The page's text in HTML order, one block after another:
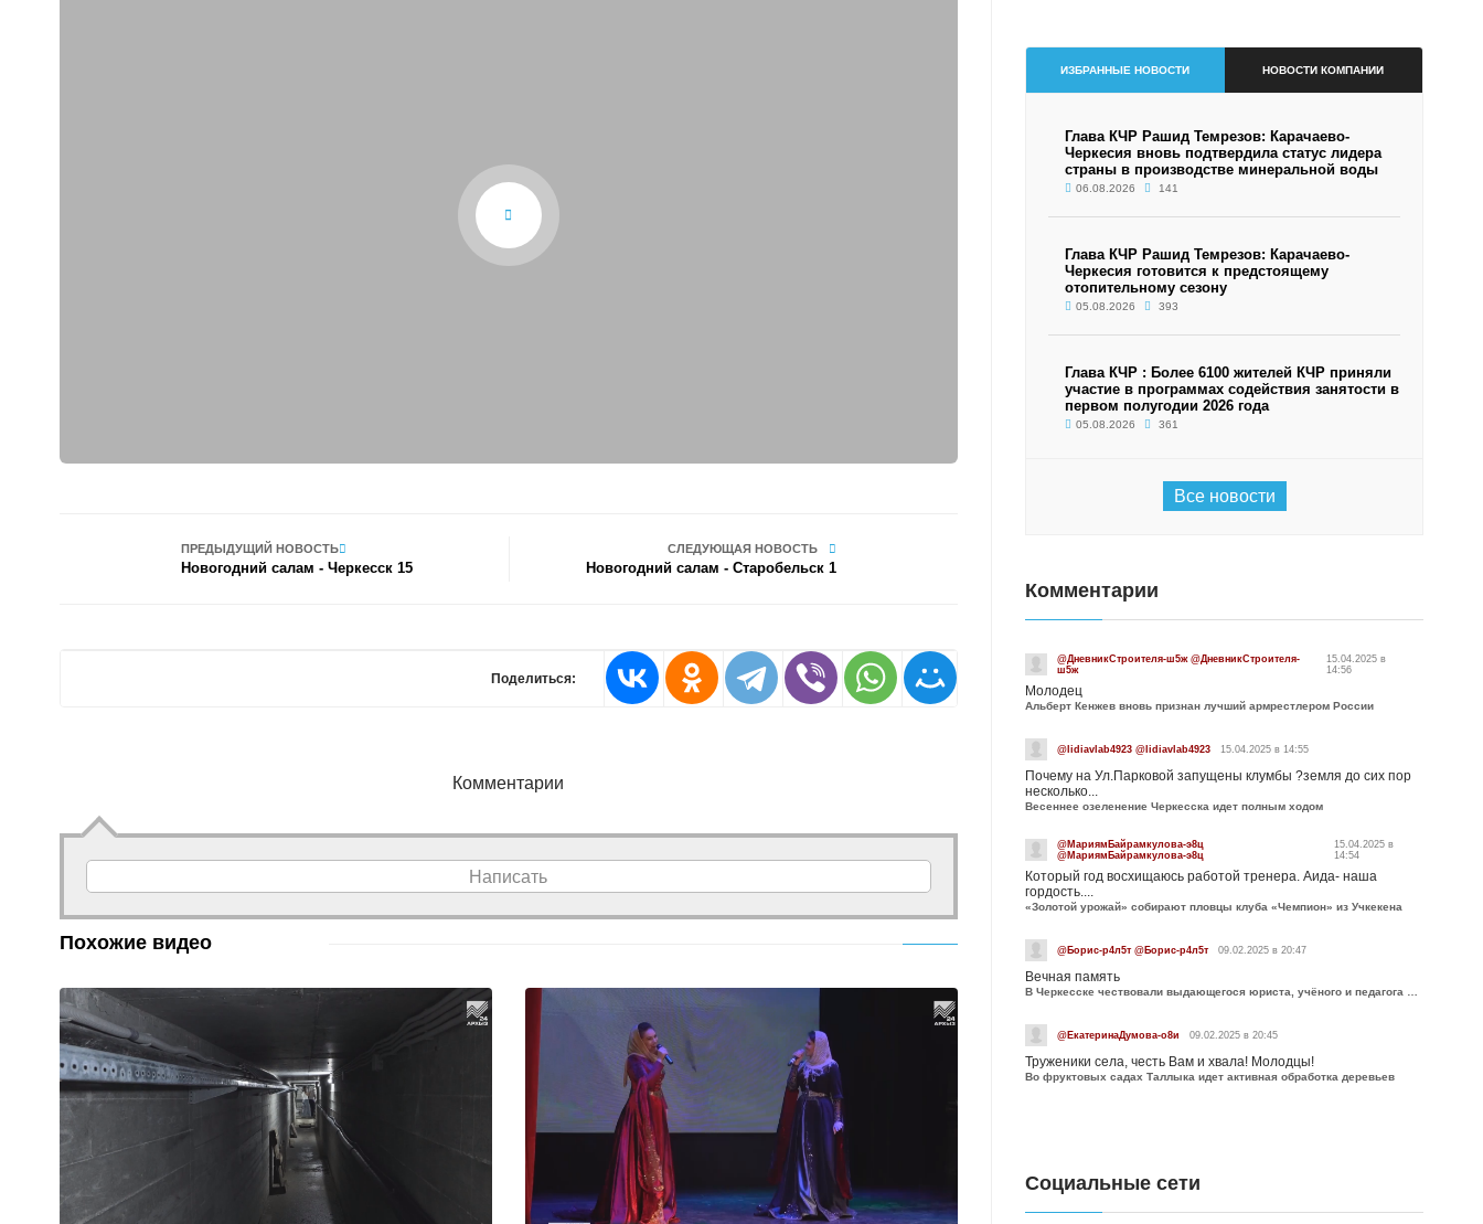
ПРЕДЫДУЩИЙ НОВОСТЬ
Новогодний салам - Черкесск 15
СЛЕДУЮЩАЯ НОВОСТЬ
Новогодний салам - Старобельск 1
Поделиться:
Комментарии
Написать
Похожие видео
ИЗБРАННЫЕ НОВОСТИ НОВОСТИ КОМПАНИИ
Глава КЧР Рашид Темрезов: Карачаево-
Черкесия вновь подтвердила статус лидера
страны в производстве минеральной воды
06.08.2026 141
Глава КЧР Рашид Темрезов: Карачаево-
Черкесия готовится к предстоящему
отопительному сезону
05.08.2026 393
Глава КЧР : Более 6100 жителей КЧР приняли
участие в программах содействия занятости в
первом полугодии 2026 года
05.08.2026 361
Все новости
Комментарии
@ДневникСтроителя-ш5ж @ДневникСтроителя-
ш5ж
15.04.2025 в
14:56
Молодец
Альберт Кенжев вновь признан лучший армрестлером России
@lidiavlab4923 @lidiavlab4923 15.04.2025 в 14:55
Почему на Ул.Парковой запущены клумбы ?земля до сих пор
несколько...
Весеннее озеленение Черкесска идет полным ходом
@МариямБайрамкулова-э8ц
@МариямБайрамкулова-э8ц
15.04.2025 в
14:54
Который год восхищаюсь работой тренера. Аида- наша
гордость....
«Золотой урожай» собирают пловцы клуба «Чемпион» из Учкекена
@Борис-р4л5т @Борис-р4л5т 09.02.2025 в 20:47
Вечная память
@ЕкатеринаДумова-о8и 09.02.2025 в 20:45
Труженики села, честь Вам и хвала! Молодцы!
Во фруктовых садах Таллыка идет активная обработка деревьев
Социальные сети